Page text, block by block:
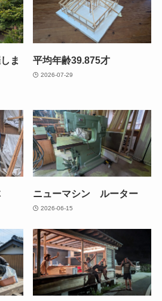
ま
平均年齢39.875才
2026-07-29
ニューマシン ルーター
2026-06-15